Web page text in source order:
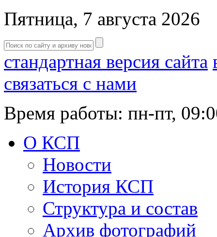
Пятница, 7 августа 2026
стандартная версия сайта
связаться с нами
Время работы: пн-пт,
О КСП
Новости
История КСП
Структура и состав
Архив фотографий